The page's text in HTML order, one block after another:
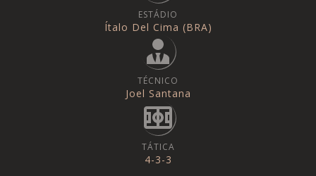
ESTÁDIO
Ítalo Del Cima (BRA)
TÉCNICO
Joel Santana
TÁTICA
4-3-3